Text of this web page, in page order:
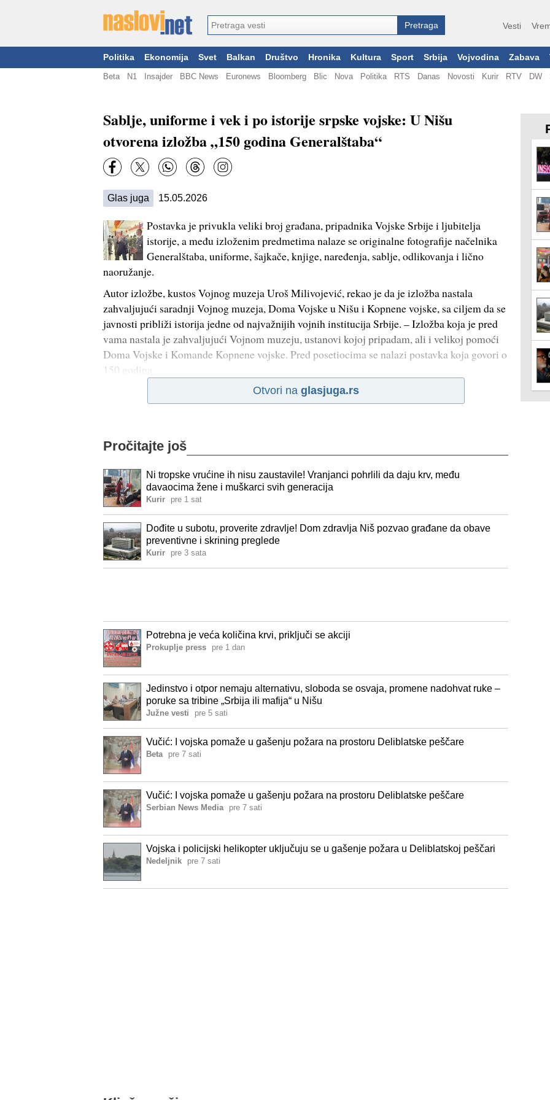
Vesti
Politika Ekonomija Svet Balkan Društvo Hronika Kultura Sport Srbija Vojvodina Zabava
Beta N1 Insajder BBC News Euronews Bloomberg Blic Nova Politika RTS Danas Novosti Kurir RTV DW
Sablje, uniforme i vek i po istorije srpske vojske: U Nišu
otvorena izložba „150 godina Generalštaba“
Glas juga 15.05.2026
Postavka je privukla veliki broj građana, pripadnika Vojske Srbije i ljubitelja
istorije, a među izloženim predmetima nalaze se originalne fotografije načelnika
Generalštaba, uniforme, šajkače, knjige, naređenja, sablje, odlikovanja i lično
naoružanje.
Autor izložbe, kustos Vojnog muzeja Uroš Milivojević, rekao je da je izložba nastala
zahvaljujući saradnji Vojnog muzeja, Doma Vojske u Nišu i Kopnene vojske, sa ciljem da se
javnosti približi istorija jedne od najvažnijih vojnih institucija Srbije. – Izložba koja je pred
vama nastala je zahvaljujući Vojnom muzeju, ustanovi kojoj pripadam, ali i velikoj pomoći
Doma Vojske i Komande Kopnene vojske. Pred posetiocima se nalazi postavka koja govori o
150 godina
Otvori na glasjuga.rs
Pročitajte još
Ni tropske vrućine ih nisu zaustavile! Vranjanci pohrlili da daju krv, među
davaocima žene i muškarci svih generacija
Kurir pre 1 sat
Dođite u subotu, proverite zdravlje! Dom zdravlja Niš pozvao građane da obave
preventivne i skrining preglede
Kurir pre 3 sata
Potrebna je veća količina krvi, priključi se akciji
Prokuplje press pre 1 dan
Jedinstvo i otpor nemaju alternativu, sloboda se osvaja, promene nadohvat ruke –
poruke sa tribine „Srbija ili mafija“ u Nišu
Južne vesti pre 5 sati
Vučić: I vojska pomaže u gašenju požara na prostoru Deliblatske peščare
Beta pre 7 sati
Vučić: I vojska pomaže u gašenju požara na prostoru Deliblatske peščare
Serbian News Media pre 7 sati
Vojska i policijski helikopter uključuju se u gašenje požara u Deliblatskoj peščari
Nedeljnik pre 7 sati